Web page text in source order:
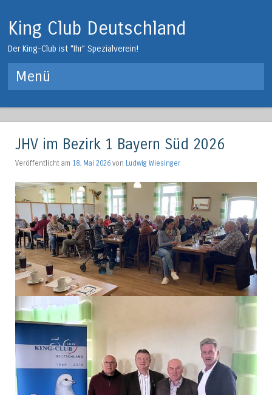
King Club Deutschland
Der King-Club ist “Ihr” Spezialverein!
Menü
JHV im Bezirk 1 Bayern Süd 2026
Veröffentlicht am 18. Mai 2026 von Ludwig Wiesinger